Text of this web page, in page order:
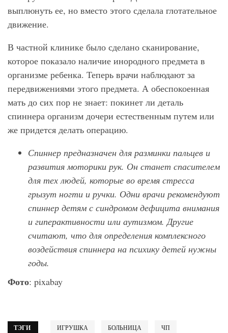
выплюнуть ее, но вместо этого сделала глотательное
движение.
В частной клинике было сделано сканирование,
которое показало наличие инородного предмета в
организме ребенка. Теперь врачи наблюдают за
передвижениями этого предмета. А обеспокоенная
мать до сих пор не знает: покинет ли деталь
спиннера организм дочери естественным путем или
же придется делать операцию.
Спиннер предназначен для разминки пальцев и
развития моторики рук. Он станет спасителем
для тех людей, которые во время стресса
грызут ногти и ручки. Одни врачи рекомендуют
спиннер детям с синдромом дефицита внимания
и гиперактивности или аутизмом. Другие
считают, что для определения комплексного
воздействия спиннера на психику детей нужны
годы.
Фото: pixabay
ТЭГИ ИГРУШКА БОЛЬНИЦА ЧП